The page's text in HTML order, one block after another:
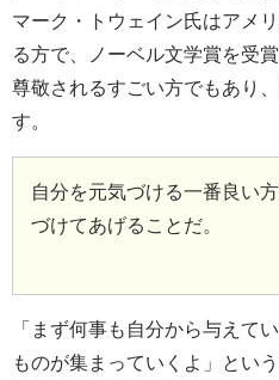
マーク・トウェイン氏はアメ
る方で、ノーベル文学賞を受
尊敬されるすごい方でもあり
す。
自分を元気づける一番良い
づけてあげることだ。
「まず何事も自分から与えて
ものが集まっていくよ」という